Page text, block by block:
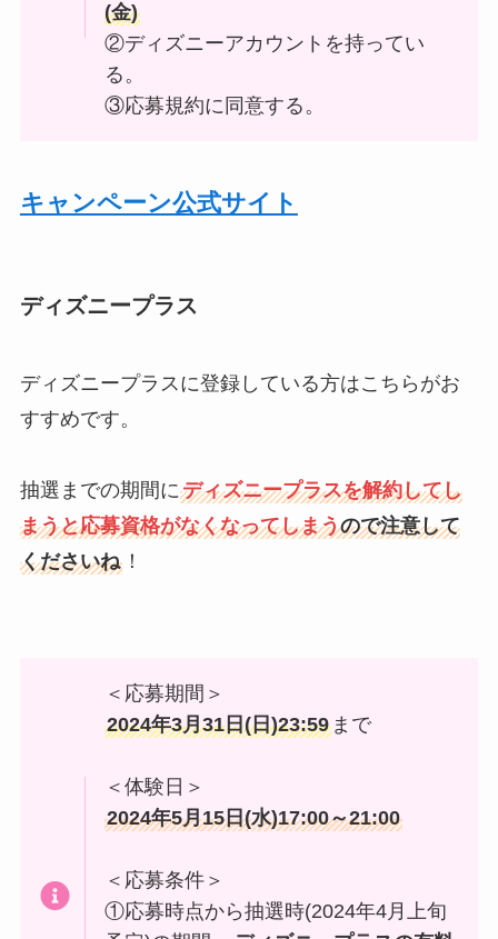
(金)
②ディズニーアカウントを持ってい
る。
③応募規約に同意する。
キャンペーン公式サイト
ディズニープラス
ディズニープラスに登録している方はこちらがお
すすめです。
抽選までの期間にディズニープラスを解約してし
まうと応募資格がなくなってしまうので注意して
くださいね！
＜応募期間＞
2024年3月31日(日)23:59 まで
＜体験日＞
2024年5月15日(水)17:00～21:00
＜応募条件＞
①応募時点から抽選時(2024年4月上旬